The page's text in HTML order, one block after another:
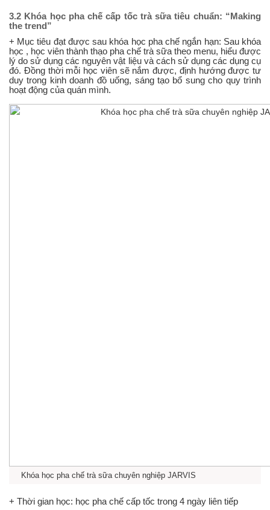
3.2 Khóa học pha chế cấp tốc trà sữa tiêu chuẩn: “Making
the trend”
+ Mục tiêu đạt được sau khóa học pha chế ngắn hạn: Sau khóa
học , học viên thành thạo pha chế trà sữa theo menu, hiểu được
lý do sử dụng các nguyên vật liệu và cách sử dụng các dụng cụ
đó. Đồng thời mỗi học viên sẽ nắm được, định hướng được tư
duy trong kinh doanh đồ uống, sáng tạo bổ sung cho quy trình
hoạt động của quán mình.
Khóa học pha chế trà sữa chuyên nghiệp JARVIS
+ Thời gian học: học pha chế cấp tốc trong 4 ngày liên tiếp